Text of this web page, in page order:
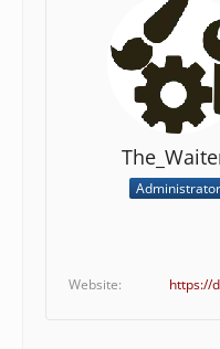
Administrator
Website https://